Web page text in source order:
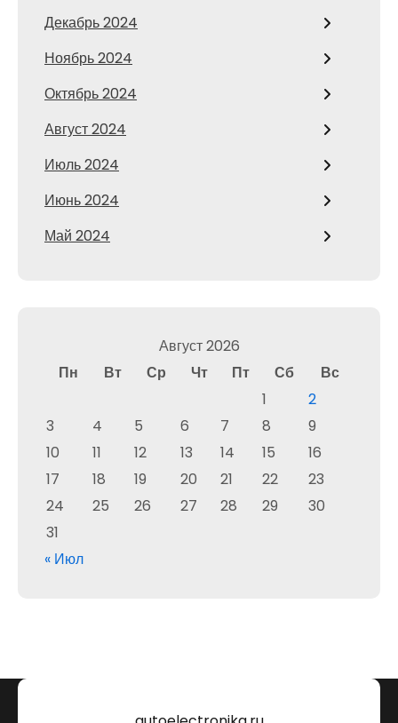
Декабрь 2024
Ноябрь 2024
Октябрь 2024
Август 2024
Июль 2024
Июнь 2024
Май 2024
Август 2026
Пн
Вт Ср Чт Пт Сб
Вс
1
2
3
4 5 6 7 8
9
10
11 12 13 14 15
16
17
18 19 20 21 22
23
24
25 26 27 28 29
30
31
« Июл